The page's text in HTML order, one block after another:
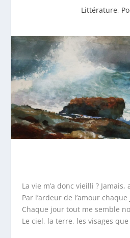
Littérature,
La vie m’a donc vieilli ?
Par l’ardeur de l’amour
Chaque jour tout me semble
Le ciel, la terre, les visages